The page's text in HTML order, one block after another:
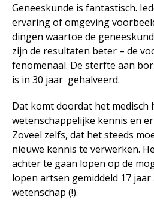
Geneeskunde is fantastisch.
ervaring of omgeving
dingen waartoe de
zijn de resultaten beter – de
fenomenaal. De sterfte aan
is in 30 jaar gehalveerd.
Dat komt doordat het medisch
wetenschappelijke kennis en
Zoveel zelfs, dat het steeds
nieuwe kennis te verwerken.
achter te gaan lopen op de
lopen artsen gemiddeld 17 jaar
wetenschap (!).